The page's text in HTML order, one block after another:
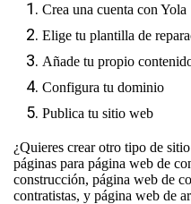
Crea una cuenta con Yola
Elige tu plantilla de
Añade tu propio
Configura tu dominio
Publica tu sitio web
¿Quieres crear otro tipo de
páginas para página web de
construcción, página web de
contratistas, y página web de